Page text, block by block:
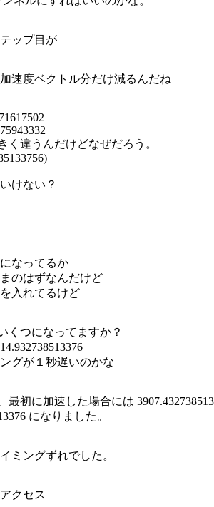
ップ目が
速度ベクトル分だけ減るんだね
く違うんだけどなぜだろう。
けない？
なってるか
のはずなんだけど
入れてるけど
くつになってますか？
グが１秒遅いのかな
最初に加速した場合には
になりました。
ミングずれでした。
クセス